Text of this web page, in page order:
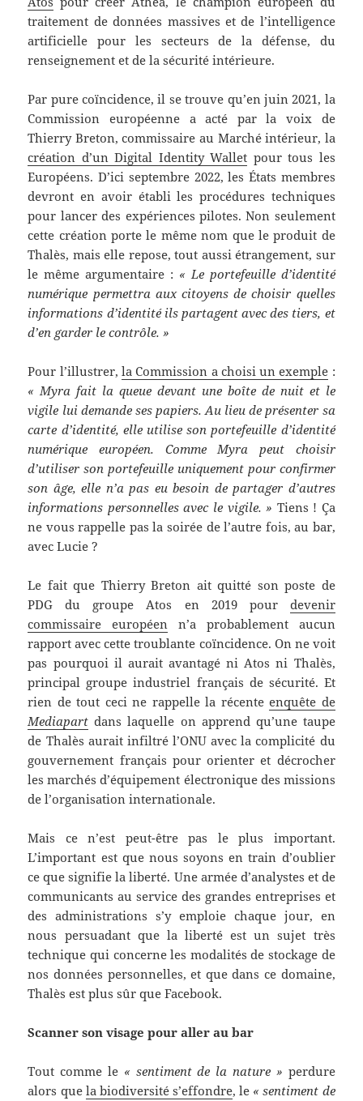
traitement de données massives et de l’intelligence
artificielle pour les secteurs de la défense, du
renseignement et de la sécurité intérieure.
Par pure coïncidence, il se trouve qu’en juin 2021, la
Commission européenne a acté par la voix de
Thierry Breton, commissaire au Marché intérieur, la
création d’un Digital Identity Wallet pour tous les
Européens. D’ici septembre 2022, les États membres
devront en avoir établi les procédures techniques
pour lancer des expériences pilotes. Non seulement
cette création porte le même nom que le produit de
Thalès, mais elle repose, tout aussi étrangement, sur
le même argumentaire : « Le portefeuille d’identité
numérique permettra aux citoyens de choisir quelles
informations d’identité ils partagent avec des tiers, et
d’en garder le contrôle. »
Pour l’illustrer, la Commission a choisi un exemple :
« Myra fait la queue devant une boîte de nuit et le
vigile lui demande ses papiers. Au lieu de présenter sa
carte d’identité, elle utilise son portefeuille d’identité
numérique européen. Comme Myra peut choisir
d’utiliser son portefeuille uniquement pour confirmer
son âge, elle n’a pas eu besoin de partager d’autres
informations personnelles avec le vigile. » Tiens ! Ça
ne vous rappelle pas la soirée de l’autre fois, au bar,
avec Lucie ?
Le fait que Thierry Breton ait quitté son poste de
PDG du groupe Atos en 2019 pour devenir
commissaire européen n’a probablement aucun
rapport avec cette troublante coïncidence. On ne voit
pas pourquoi il aurait avantagé ni Atos ni Thalès,
principal groupe industriel français de sécurité. Et
rien de tout ceci ne rappelle la récenteenquête de
Mediapart dans laquelle on apprend qu’une taupe
de Thalès aurait infiltré l’ONU avec la complicité du
gouvernement français pour orienter et décrocher
les marchés d’équipement électronique des missions
de l’organisation internationale.
Mais ce n’est peut-être pas le plus important.
L’important est que nous soyons en train d’oublier
ce que signifie la liberté. Une armée d’analystes et de
communicants au service des grandes entreprises et
des administrations s’y emploie chaque jour, en
nous persuadant que la liberté est un sujet très
technique qui concerne les modalités de stockage de
nos données personnelles, et que dans ce domaine,
Thalès est plus sûr que Facebook.
Scanner son visage pour aller au bar
Tout comme le « sentiment de la nature » perdure
alors que la biodiversité s’effondre, le « sentiment de